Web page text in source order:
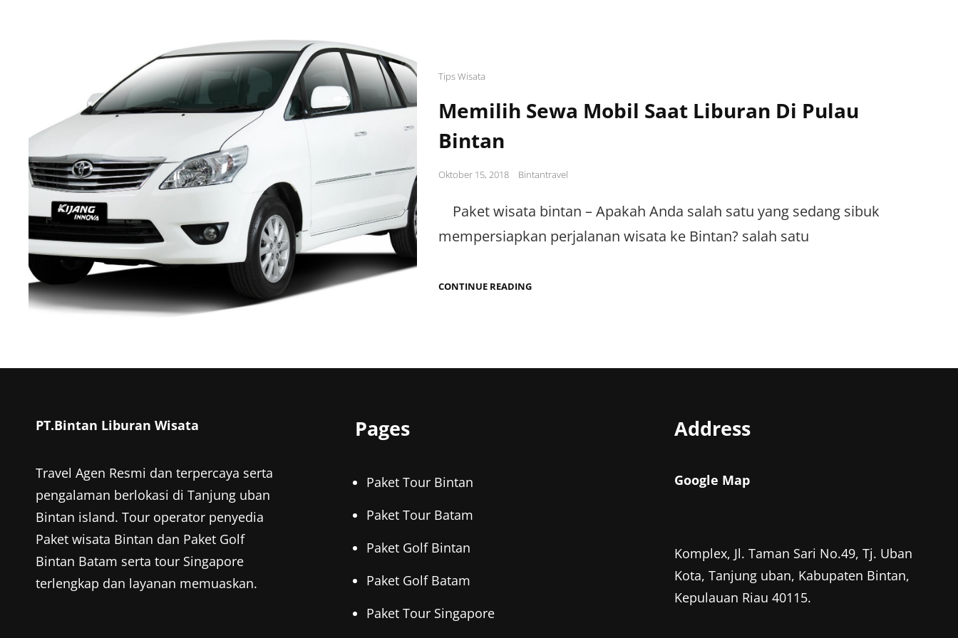
Cat
Tips Wisata
Memilih Sewa Mobil Saat Liburan Di Pulau
Bintan
Posted
Oktober 15, 2018 Bintantravel
Paket wisata bintan – Apakah Anda salah satu yang sedang sibuk
mempersiapkan perjalanan wisata ke Bintan? salah satu
CONTINUE READINGMEMILIH
BINTAN
PT.Bintan Liburan Wisata
Travel Agen Resmi dan terpercaya serta
pengalaman berlokasi di Tanjung uban
Bintan island. Tour operator penyedia
Paket wisata Bintan dan Paket Golf
Bintan Batam serta tour Singapore
terlengkap dan layanan memuaskan.
Pages
Paket Tour Bintan
Paket Tour Batam
Paket Golf Bintan
Paket Golf Batam
Paket Tour Singapore
Address
Google Map
Komplex, Jl. Taman Sari No.49, Tj. Uban
Kota, Tanjung uban, Kabupaten Bintan,
Kepulauan Riau 40115.